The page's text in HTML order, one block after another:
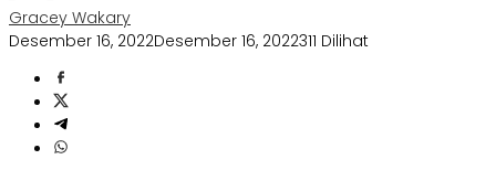
Gracey Wakary
Desember 16, 2022Desember 16, 2022311 Dilihat